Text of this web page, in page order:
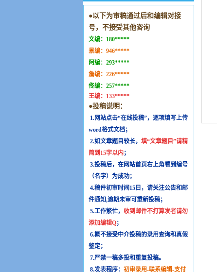
●以下为审稿通过后和编辑对接
号，不接受其他咨询
文编： 180*****
景编： 946*****
阿编： 293*****
詹编： 226*****
佟编： 257*****
王编： 133*****
●投稿说明：
1.网站点击“在线投稿”，逐项填写上传
word格式文档；
2.如文章题目较长， 填“文章题目”请精
简到15字以内 ；
3.投稿后，在网站首页右上角看到编号
（名字）为成功；
4.稿件初审时间15日，请关注公告和邮
件通知,逾期未审可重新投稿；
5.工作繁忙， 收到邮件不打算发者请勿
添加编辑Q；
6.概不接受中介投稿的录用查询和真假
鉴定；
7.严禁一稿多投和重复投稿。
8.发表程序： 初审录用-联系编辑-支付